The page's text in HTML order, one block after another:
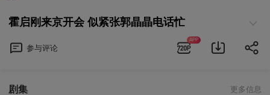
霍启刚来京开会 似紧张郭晶晶电话忙
参与评论
APP
剧集 更多信息